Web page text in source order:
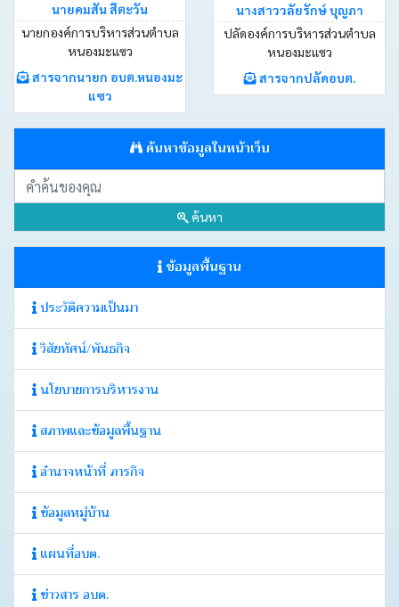
นายคมสัน สีตะวัน
นายกองค์การบริหารส่วนตำบล
หนองมะแซว
สารจากนายก อบต.หนองมะ
แซว
นางสาววลัยรักษ์ บุญภา
ปลัดองค์การบริหารส่วนตำบล
หนองมะแซว
สารจากปลัดอบต.
ค้นหาข้อมูลในหน้าเว็บ
ค้นหา
ข้อมูลพื้นฐาน
ประวัติความเป็นมา
วิสัยทัศน์/พันธกิจ
นโยบายการบริหารงาน
สภาพและข้อมูลพื้นฐาน
อำนาจหน้าที่ ภารกิจ
ข้อมูลหมู่บ้าน
แผนที่อบต.
ข่าวสาร อบต.
บอร์ด
Login